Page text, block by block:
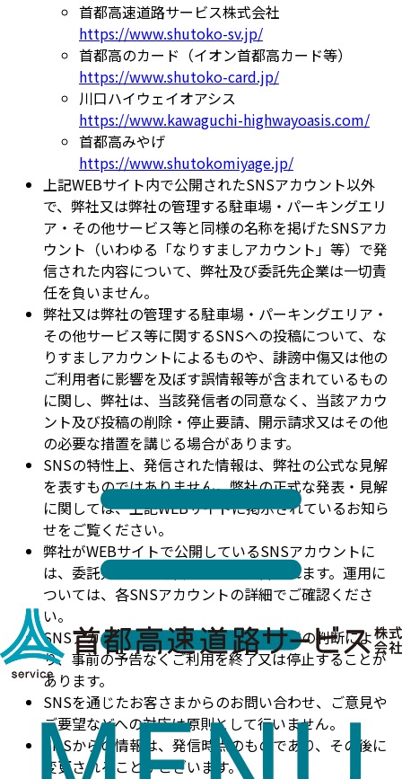
首都高速道路サービス株式会社
https://www.shutoko-sv.jp/
首都高のカード（イオン首都高カード等）
https://www.shutoko-card.jp/
川口ハイウェイオアシス
https://www.kawaguchi-highwayoasis.com/
首都高みやげ
https://www.shutokomiyage.jp/
上記WEBサイト内で公開されたSNSアカウント以外
で、弊社又は弊社の管理する駐車場・パーキングエリ
ア・その他サービス等と同様の名称を掲げたSNSアカ
ウント（いわゆる「なりすましアカウント」等）で発
信された内容について、弊社及び委託先企業は一切責
任を負いません。
弊社又は弊社の管理する駐車場・パーキングエリア・
その他サービス等に関するSNSへの投稿について、な
りすましアカウントによるものや、誹謗中傷又は他の
ご利用者に影響を及ぼす誤情報等が含まれているもの
に関し、弊社は、当該発信者の同意なく、当該アカウ
ント及び投稿の削除・停止要請、開示請求又はその他
の必要な措置を講じる場合があります。
SNSの特性上、発信された情報は、弊社の公式な見解
を表すものではありません。弊社の正式な発表・見解
に関しては、上記WEBサイトに掲示されているお知ら
せをご覧ください。
弊社がWEBサイトで公開しているSNSアカウントに
は、委託先企業が運営するものが含まれます。運用に
ついては、各SNSアカウントの詳細でご確認くださ
い。
SNSアカウントは、弊社又は委託先企業の判断によ
り、事前の予告なくご利用を終了又は停止することが
あります。
SNSを通じたお客さまからのお問い合わせ、ご意見や
ご要望などへの対応は原則として行いません。
SNSからの情報は、発信時点のものであり、その後に
変更されることがございます。